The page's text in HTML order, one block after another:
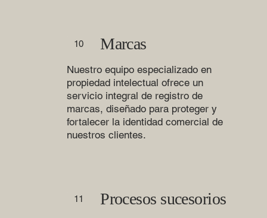
10 Marcas
Nuestro equipo especializado en
propiedad intelectual ofrece un
servicio integral de registro de
marcas, diseñado para proteger y
fortalecer la identidad comercial de
nuestros clientes.
11 Procesos sucesorios